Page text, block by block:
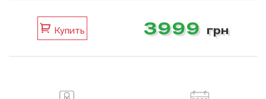
Купить 3999 грн